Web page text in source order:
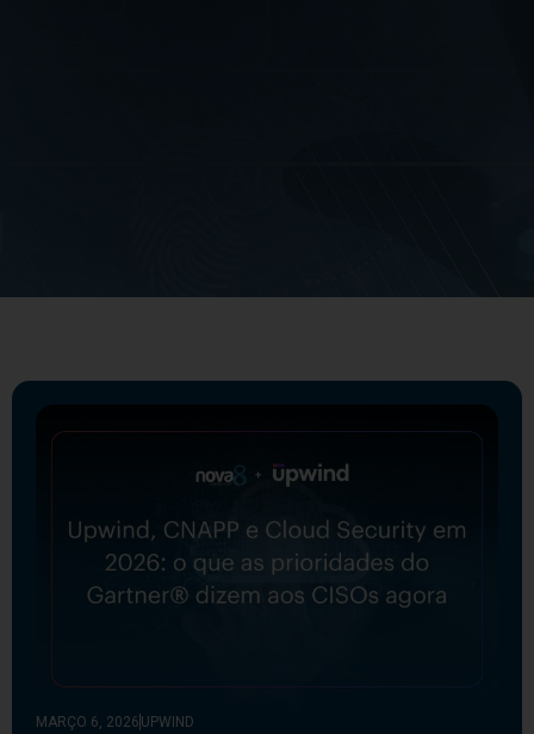
MARÇO 6, 2026 UPWIND